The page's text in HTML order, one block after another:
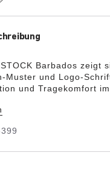
Barbados zeigt
Muster und Logo-
und Tragekomfort
flexiblen
wasserfest